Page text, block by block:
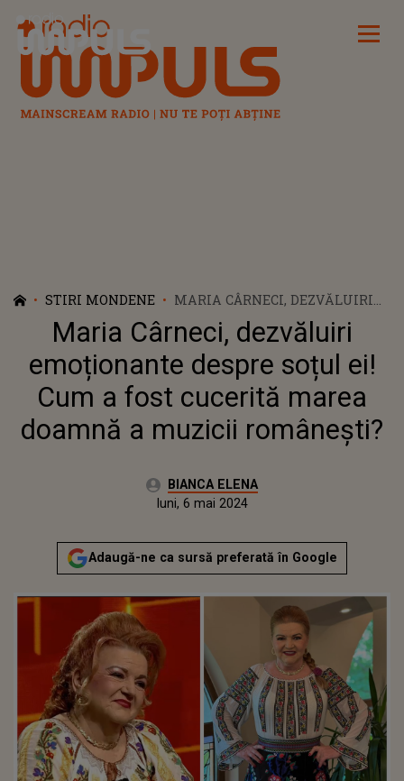
Radio Impuls
STIRI MONDENE
MARIA CÂRNECI, DEZVĂLUIRI
EMOȚIONANTE DESPRE SOȚUL
EI! CUM A FOST CUCERITĂ
MAREA DOAMNĂ A MUZICII
ROMÂNEȘTI?
Maria Cârneci, dezvăluiri
emoționante despre soțul ei!
Cum a fost cucerită marea
doamnă a muzicii românești?
Autor:BIANCA ELENA
Publicat:
luni, 6 mai 2024
Adaugă-ne ca sursă preferată în Google